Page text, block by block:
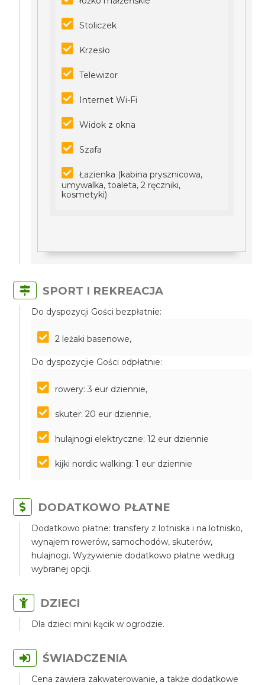
Stoliczek
Krzesło
Telewizor
Internet Wi-Fi
Widok z okna
Szafa
Łazienka (kabina prysznicowa,
umywalka, toaleta, 2 ręczniki,
kosmetyki)
SPORT I REKREACJA
Do dyspozycji Gości bezpłatnie:
2 leżaki basenowe,
Do dyspozycjie Gości odpłatnie:
rowery: 3 eur dziennie,
skuter: 20 eur dziennie,
hulajnogi elektryczne: 12 eur dziennie
kijki nordic walking: 1 eur dziennie
DODATKOWO PŁATNE
Dodatkowo płatne: transfery z lotniska i na lotnisko,
wynajem rowerów, samochodów, skuterów,
hulajnogi. Wyżywienie dodatkowo płatne według
wybranej opcji.
DZIECI
Dla dzieci mini kącik w ogrodzie.
ŚWIADCZENIA
Cena zawiera zakwaterowanie, a także dodatkowe